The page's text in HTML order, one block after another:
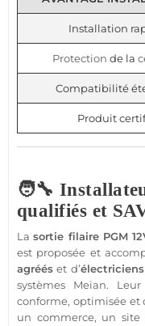
Installation
Protection de la
Compatibilité
Produit
🧑‍🔧
qualifiés et
Lasortie filaire PGM
est proposée et
agréés et d’
systèmes Meian. Leur
conforme, optimisée et
un commerce, un site